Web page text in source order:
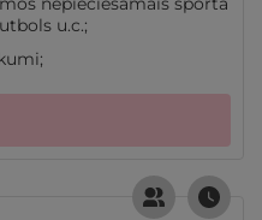
u.c.;